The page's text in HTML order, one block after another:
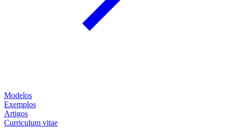
Modelos
Exemplos
Artigos
Curriculum vitae